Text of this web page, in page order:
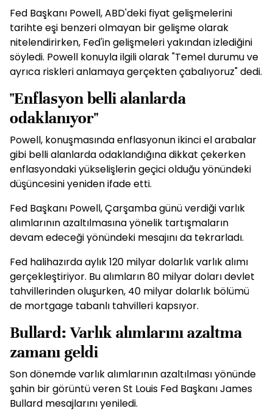
Fed Başkanı Powell, ABD'deki fiyat gelişmelerini
tarihte eşi benzeri olmayan bir gelişme olarak
nitelendirirken, Fed'in gelişmeleri yakından izlediğini
söyledi. Powell konuyla ilgili olarak "Temel durumu ve
ayrıca riskleri anlamaya gerçekten çabalıyoruz" dedi.
"Enflasyon belli alanlarda
odaklanıyor"
Powell, konuşmasında enflasyonun ikinci el arabalar
gibi belli alanlarda odaklandığına dikkat çekerken
enflasyondaki yükselişlerin geçici olduğu yönündeki
düşüncesini yeniden ifade etti.
Fed Başkanı Powell, Çarşamba günü verdiği varlık
alımlarının azaltılmasına yönelik tartışmaların
devam edeceği yönündeki mesajını da tekrarladı.
Fed halihazırda aylık 120 milyar dolarlık varlık alımı
gerçekleştiriyor. Bu alımların 80 milyar doları devlet
tahvillerinden oluşurken, 40 milyar dolarlık bölümü
de mortgage tabanlı tahvilleri kapsıyor.
Bullard: Varlık alımlarını azaltma
zamanı geldi
Son dönemde varlık alımlarının azaltılması yönünde
şahin bir görüntü veren St Louis Fed Başkanı James
Bullard mesajlarını yeniledi.